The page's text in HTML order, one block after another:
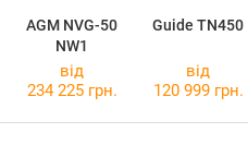
AGM NVG-50
NW1
Guide TN450
від
234 225 грн.
від
120 999 грн.